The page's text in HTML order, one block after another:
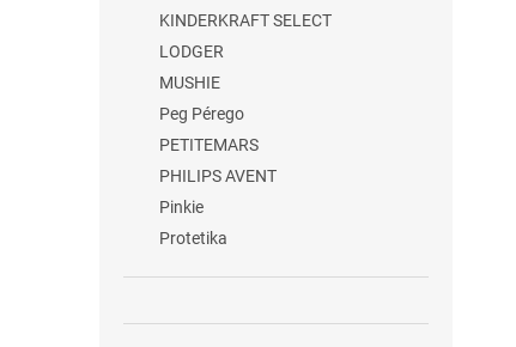
KINDERKRAFT SELECT
LODGER
MUSHIE
Peg Pérego
PETITEMARS
PHILIPS AVENT
Pinkie
Protetika